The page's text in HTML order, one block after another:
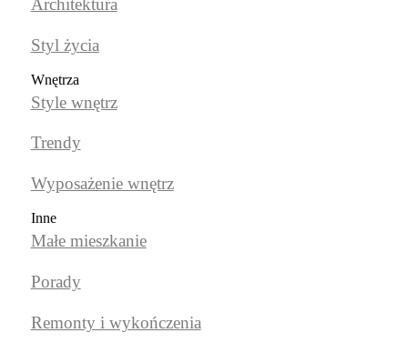
Architektura
Styl życia
Wnętrza
Style wnętrz
Trendy
Wyposażenie wnętrz
Inne
Małe mieszkanie
Porady
Remonty i wykończenia